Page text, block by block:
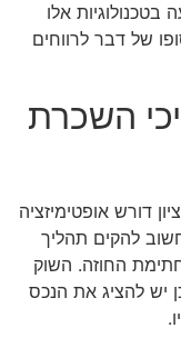
אלו
של דבר לרווחים
השכרת
דורש אופטימיזציה
להקים תהליך
החוזה. השוק
יש להציג את הנכס